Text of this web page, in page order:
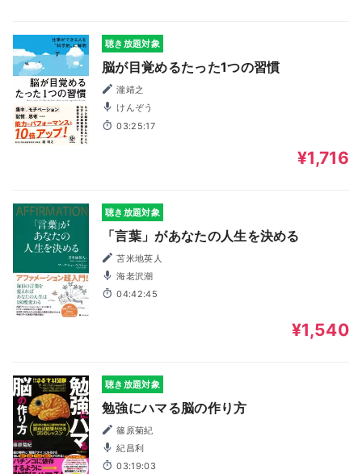
聴き放題対象
脳が目覚めるたった1つの習慣
瀧靖之
けんぞう
03:25:17
¥1,716
聴き放題対象
「言葉」があなたの人生を決める
苫米地英人
海老沢潮
04:42:45
¥1,540
聴き放題対象
勉強にハマる脳の作り方
篠原菊紀
紀昌利
03:19:03